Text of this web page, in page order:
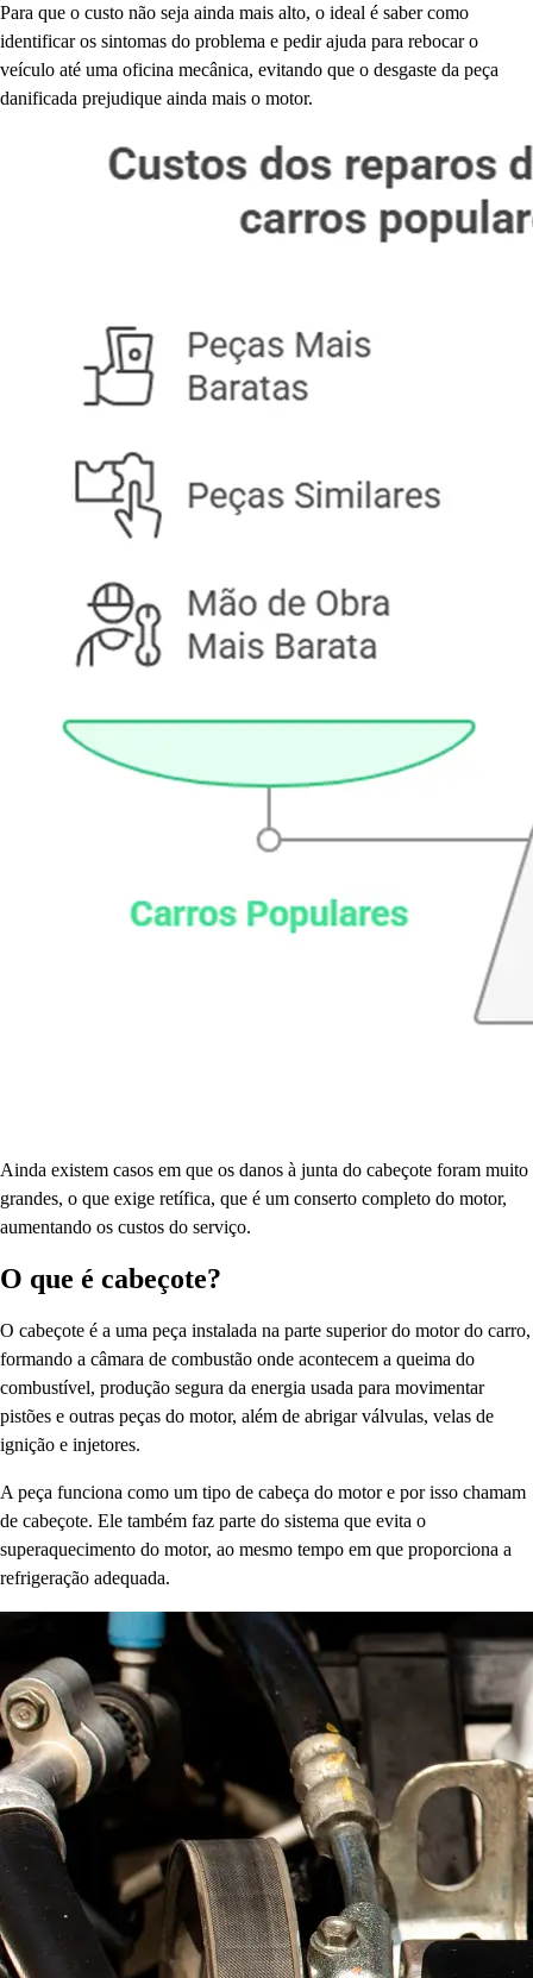
Para que o custo não seja ainda mais alto, o ideal é saber como
identificar os sintomas do problema e pedir ajuda para rebocar o
veículo até uma oficina mecânica, evitando que o desgaste da peça
danificada prejudique ainda mais o motor.
Ainda existem casos em que os danos à junta do cabeçote foram muito
grandes, o que exige retífica, que é um conserto completo do motor,
aumentando os custos do serviço.
O que é cabeçote?
O cabeçote é a uma peça instalada na parte superior do motor do carro,
formando a câmara de combustão onde acontecem a queima do
combustível, produção segura da energia usada para movimentar
pistões e outras peças do motor, além de abrigar válvulas, velas de
ignição e injetores.
A peça funciona como um tipo de cabeça do motor e por isso chamam
de cabeçote. Ele também faz parte do sistema que evita o
superaquecimento do motor, ao mesmo tempo em que proporciona a
refrigeração adequada.